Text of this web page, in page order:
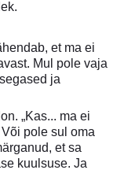
et ma ei
Mul pole vaja
ja
„Kas... ma ei
pole sul oma
et sa
kuulsuse. Ja